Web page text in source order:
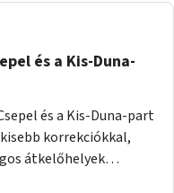
és a Kis-Duna-
és a Kis-Duna-part
korrekciókkal,
átkelőhelyek